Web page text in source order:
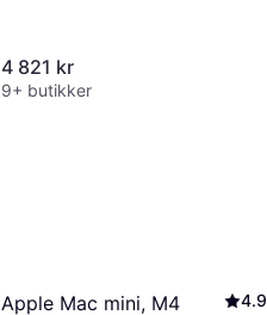
4 821 kr
9+ butikker
Apple Mac mini, M4
4.9